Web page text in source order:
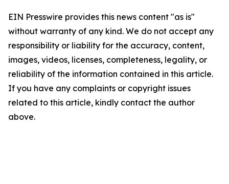
EIN Presswire provides this news content "as is"
without warranty of any kind. We do not accept any
responsibility or liability for the accuracy, content,
images, videos, licenses, completeness, legality, or
reliability of the information contained in this article.
If you have any complaints or copyright issues
related to this article, kindly contact the author
above.